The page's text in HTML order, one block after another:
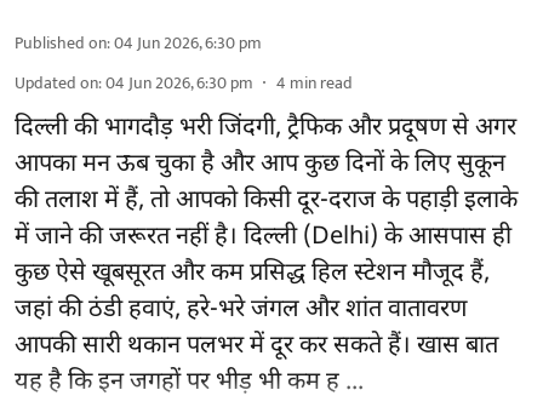
Published on:04 Jun 2026, 6:30 pm
Updated on:04 Jun 2026, 6:30 pm 4 min read
दिल्ली की भागदौड़ भरी जिंदगी, ट्रैफिक और प्रदूषण से अगर
आपका मन ऊब चुका है और आप कुछ दिनों के लिए सुकून
की तलाश में हैं, तो आपको किसी दूर-दराज के पहाड़ी इलाके
में जाने की जरूरत नहीं है। दिल्ली (Delhi) के आसपास ही
कुछ ऐसे खूबसूरत और कम प्रसिद्ध हिल स्टेशन मौजूद हैं,
जहां की ठंडी हवाएं, हरे-भरे जंगल और शांत वातावरण
आपकी सारी थकान पलभर में दूर कर सकते हैं। खास बात
यह है कि इन जगहों पर भीड़ भी कम ह ...